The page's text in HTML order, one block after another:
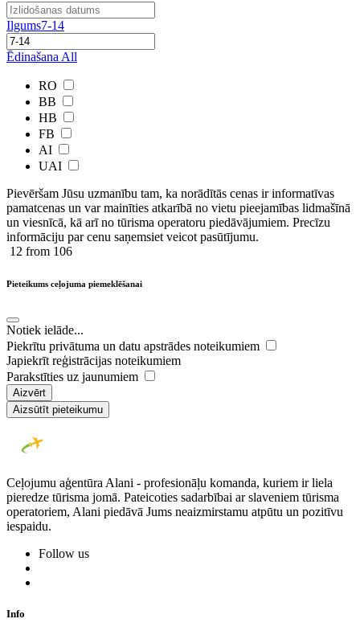
Ilgums7-14
Ēdinašana All
RO
BB
HB
FB
AI
UAI
Pievēršam Jūsu uzmanību tam, ka norādītās cenas ir ​informatīvas ​
pamatcenas un var mainīties atkarībā ​no ​vietu pieejamības lidmašīnā
un viesnīcā, kā arī no tūrisma operatoru piedāvājumiem. Precīzu
informāciju par cenu saņemsiet veicot pasūtījumu.
12 from 106
Pieteikums ceļojuma piemeklēšanai
Notiek ielāde...
Piekrītu privātuma un datu apstrādes noteikumiem
Japiekrīt reģistrācijas noteikumiem
Parakstīties uz jaunumiem
Aizvērt
Aizsūtīt pieteikumu
Ceļojumu aģentūra Alani - profesionāļu komanda, kuriem ir liela
pieredze tūrisma jomā. Pateicoties sadarbībai ar slaveniem tūrisma
operatoriem, Alani piedāvā Jums neaizmirstamu atpūtu un pozitīvu
iespaidu.
Follow us
Info